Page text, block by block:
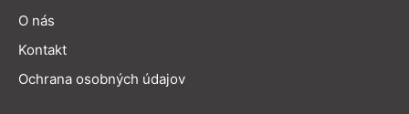
O nás
Kontakt
Ochrana osobných údajov